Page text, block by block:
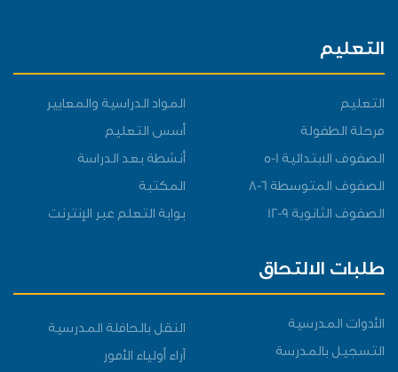
التعليم
التعليم
مرحلة الطفولة
الصفوف الابتدائية 1-5
الصفوف المتوسطة 6-8
الصفوف الثانوية 9-12
المواد الدراسية والمعايير
أسس التعليم
أنشطة بعد الدراسة
المكتبة
بوابة التعلم عبر الإنترنت
طلبات الالتحاق
الأدوات المدرسية
التسجيل بالمدرسة
النقل بالحافلة المدرسية
آراء أولياء الأمور